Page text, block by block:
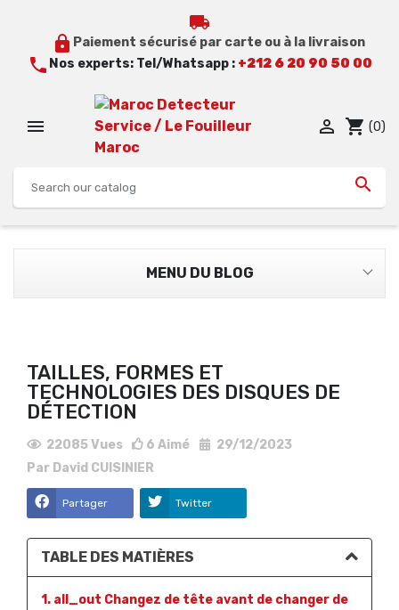
local_shipping
lock Paiement sécurisé par carte ou à la livraison
call Nos experts: Tel/Whatsapp : +212 6 20 90 50 00


 shopping_cart (0)
MENU DU BLOG
TAILLES, FORMES ET
TECHNOLOGIES DES DISQUES DE
DÉTECTION
22085Vues 6 Aimé
29/12/2023
Par David CUISINIER
Partager Twitter
TABLE DES MATIÈRES
1. all_out Changez de tête avant de changer de